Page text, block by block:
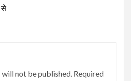
से
will not be published. Required